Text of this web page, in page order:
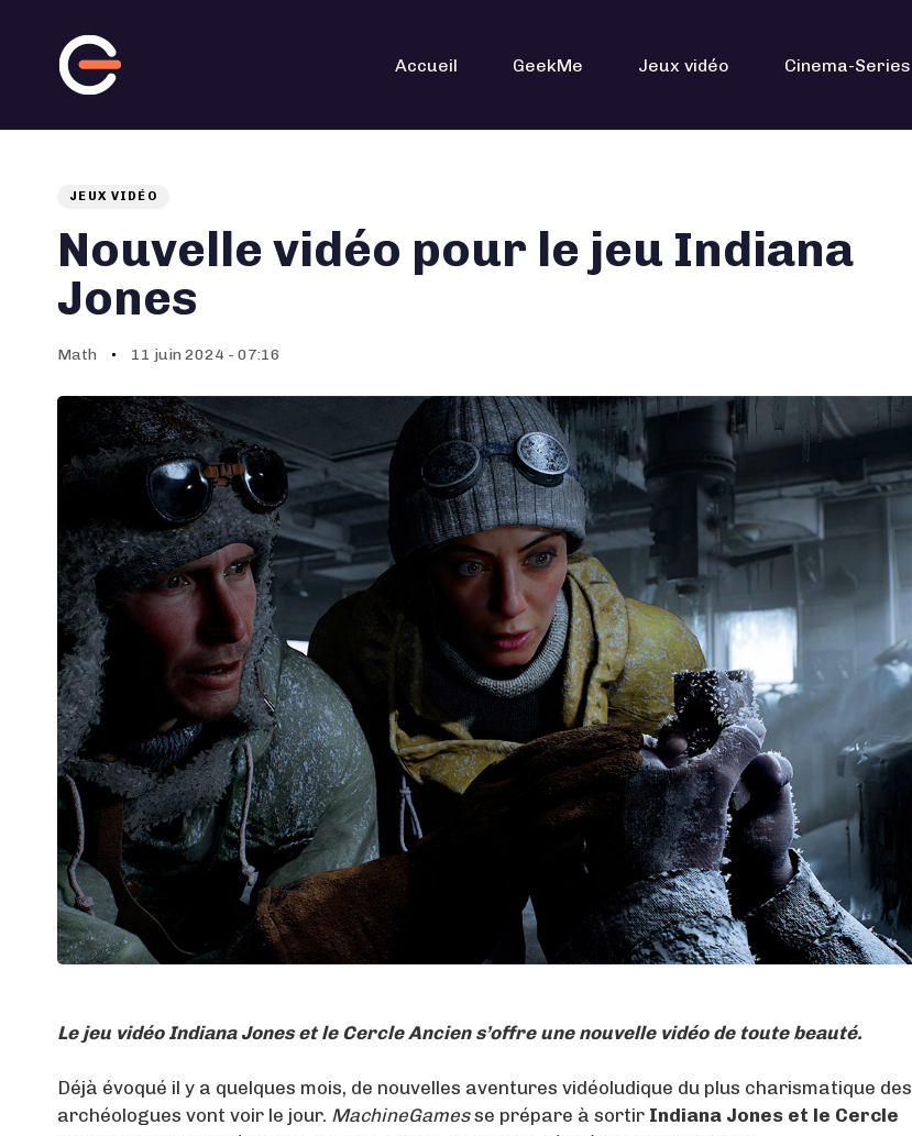
navigation
Accueil GeekMe Jeux vidéo Cinema-Series
PUBLISHED
JEUX VIDÉO
Nouvelle vidéo pour le jeu Indiana
Jones
Auteur
Math
Published
11 juin 2024 - 07:16
Le jeu vidéo Indiana Jones et le Cercle Ancien s’offre une nouvelle vidéo de toute beauté.
Déjà évoqué il y a quelques mois, de nouvelles aventures vidéoludique du plus charismatique des
archéologues vont voir le jour. MachineGamesse prépare à sortir Indiana Jones et le Cercle